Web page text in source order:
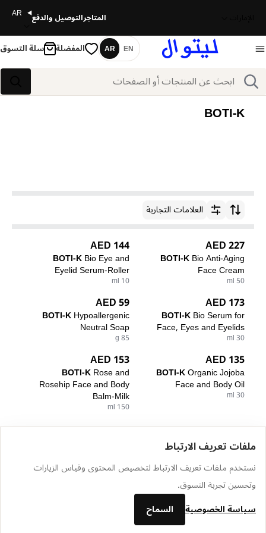
المتاجرالتوصيل والدفع AR
بحث
اللغة
EN
AR المفضلة سلة التسوق
BOTI-K
ترتيب حسبالعلامات التجارية
227 AED
BOTI-KBio Anti-Aging
Face Cream
50 ml
144 AED
BOTI-KBio Eye and
Eyelid Serum-Roller
10 ml
173 AED
BOTI-KBio Serum for
Face, Eyes and Eyelids
30 ml
59 AED
BOTI-KHypoallergenic
Neutral Soap
85 g
135 AED
BOTI-KOrganic Jojoba
Face and Body Oil
30 ml
153 AED
BOTI-KRose and
Rosehip Face and Body
Balm-Milk
150 ml
الرئيسية الكتالوج سلة التسوقملفات تعريف الارتباط
نستخدم ملفات تعريف الارتباط لتخصيص المحتوى وقياس الزيارات
وتحسين تجربة التسوق.
سياسة الخصوصية
السماح